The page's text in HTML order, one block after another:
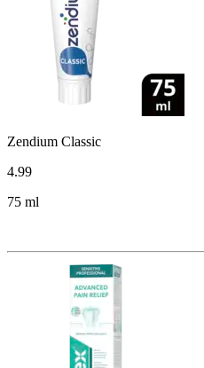
Zendium Classic
4.99
75 ml